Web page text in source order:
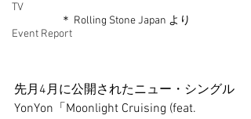
TV
Event Report
＊ Rolling Stone Japan より
先月4月に公開されたニュー・シングル
YonYon「Moonlight Cruising (feat.